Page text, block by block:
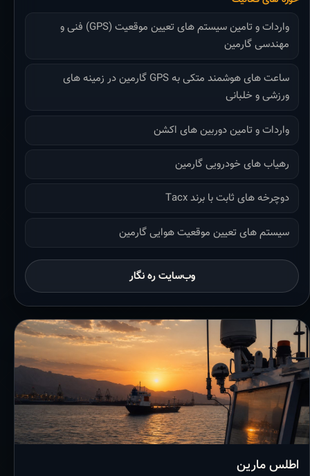
واردات و تامین سیستم های تعیین موقعیت (GPS) فنی و
مهندسی گارمین
ساعت های هوشمند متکی به GPS گارمین در زمینه های
ورزشی و خلبانی
واردات و تامین دوربین های اکشن
رهیاب های خودرویی گارمین
دوچرخه های ثابت با برند Tacx
سیستم های تعیین موقعیت هوایی گارمین
وب‌سایت ره نگار
اطلس مارین